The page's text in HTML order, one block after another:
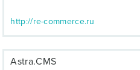
http://re-commerce.ru
Astra.CMS